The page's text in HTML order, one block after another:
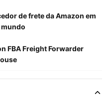
de frete da Amazon em
FBA Freight Forwarder